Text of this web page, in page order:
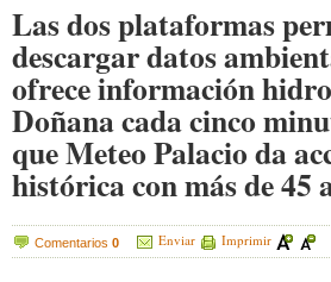
Las dos plataformas
descargar datos
ofrece información
Doñana cada cinco
que Meteo Palacio da
histórica con más de 45
Comentarios 0 Enviar Imprimir